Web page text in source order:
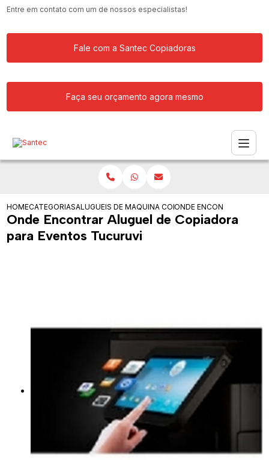
Entre em contato com um de nossos especialistas!
Fale com a Santec Copiadoras
Faça seu orçamento agora mesmo
HOMECATEGORIASALUGUEIS DE COPIADORASMAQUINA COPIADORA PARA ALUGAR
ONDE ENCONTRAR
Onde Encontrar Aluguel de Copiadora
para Eventos Tucuruvi